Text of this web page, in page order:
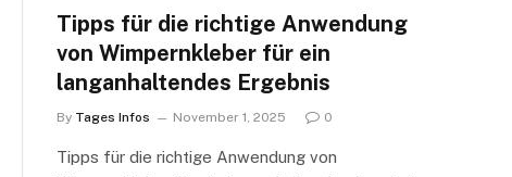
Tipps für die richtige Anwendung
von Wimpernkleber für ein
langanhaltendes Ergebnis
By Tages Infos November 1, 2025 0
Tipps für die richtige Anwendung von